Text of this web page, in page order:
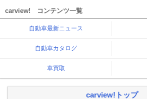
carview! コンテンツ一覧
自動車最新ニュース
自動車カタログ
車買取
carview!トップ